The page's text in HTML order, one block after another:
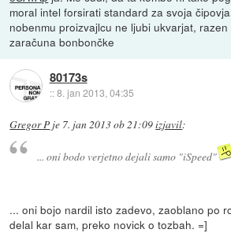
moral intel forsirati standard za svoja
nobenmu proizvajlcu ne ljubi ukvarjat,
zaračuna bonbončke
80173s
::8. jan 2013, 04:35
Gregor P je 7. jan 2013 ob 21:09izjavil:
... oni bodo verjetno dejali samo "iSpeed"
... oni bojo nardil isto zadevo, zaoblano po
delal kar sam, preko novick o tozbah. =]